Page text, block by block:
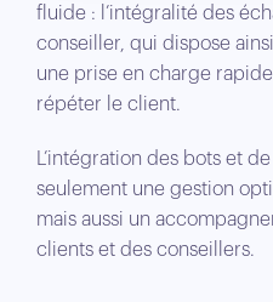
fluide : l’intégralité des
conseiller, qui dispose
une prise en charge
répéter le client.
L’intégration des bots et
seulement une gestion
mais aussi un
clients et des conseillers.